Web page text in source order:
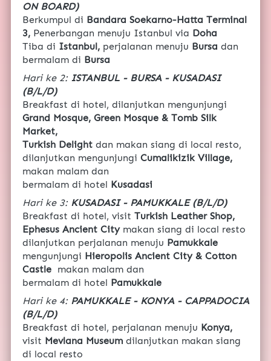
ON BOARD)
Berkumpul di Bandara Soekarno-Hatta Terminal
3, Penerbangan menuju Istanbul via Doha
Tiba di Istanbul, perjalanan menuju Bursa dan
bermalam di Bursa
Hari ke 2: ISTANBUL - BURSA - KUSADASI
(B/L/D)
Grand Mosque, Green Mosque & Tomb Silk
Market,
Turkish Delight dan makan siang di local resto,
dilanjutkan mengunjungi Cumalikizik Village,
makan malam dan
bermalam di hotel Kusadasi
Hari ke 3: KUSADASI - PAMUKKALE (B/L/D)
Breakfast di hotel, visit Turkish Leather Shop,
Ephesus Ancient City makan siang di local resto
dilanjutkan perjalanan menuju
mengunjungi Hieropolis Ancient City & Cotton
Castle makan malam dan
bermalam di hotel Pamukkale
Hari ke 4: PAMUKKALE - KONYA - CAPPADOCIA
(B/L/D)
Breakfast di hotel, perjalanan menuju
visit Mevlana Museum dilanjutkan makan siang
di local resto